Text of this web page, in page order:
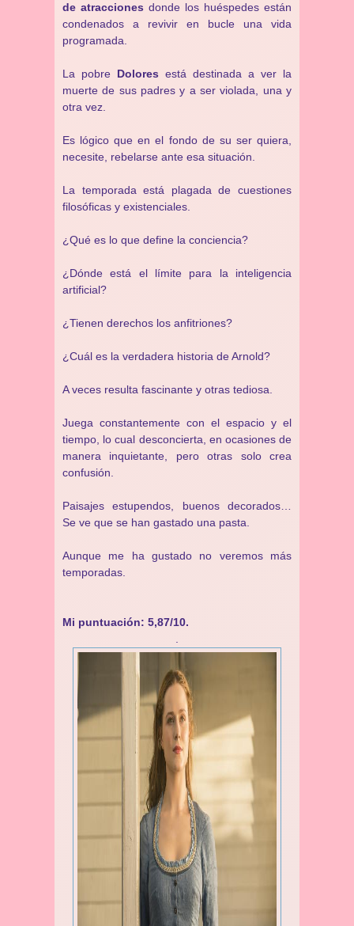
de atracciones donde los huéspedes están
condenados a revivir en bucle una vida
programada.
La pobre Dolores está destinada a ver la
muerte de sus padres y a ser violada, una y
otra vez.
Es lógico que en el fondo de su ser quiera,
necesite, rebelarse ante esa situación.
La temporada está plagada de cuestiones
filosóficas y existenciales.
¿Qué es lo que define la conciencia?
¿Dónde está el límite para la inteligencia
artificial?
¿Tienen derechos los anfitriones?
¿Cuál es la verdadera historia de Arnold?
A veces resulta fascinante y otras tediosa.
Juega constantemente con el espacio y el
tiempo, lo cual desconcierta, en ocasiones de
manera inquietante, pero otras solo crea
confusión.
Paisajes estupendos, buenos decorados…
Se ve que se han gastado una pasta.
Aunque me ha gustado no veremos más
temporadas.
Mi puntuación: 5,87/10.